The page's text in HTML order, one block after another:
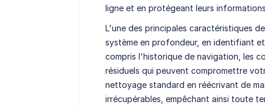
ligne et en protégeant leurs
L'une des principales caractéristiques
système en profondeur, en identifiant
compris l'historique de navigation, les
résiduels qui peuvent compromettre
nettoyage standard en réécrivant de
irrécupérables, empêchant ainsi toute